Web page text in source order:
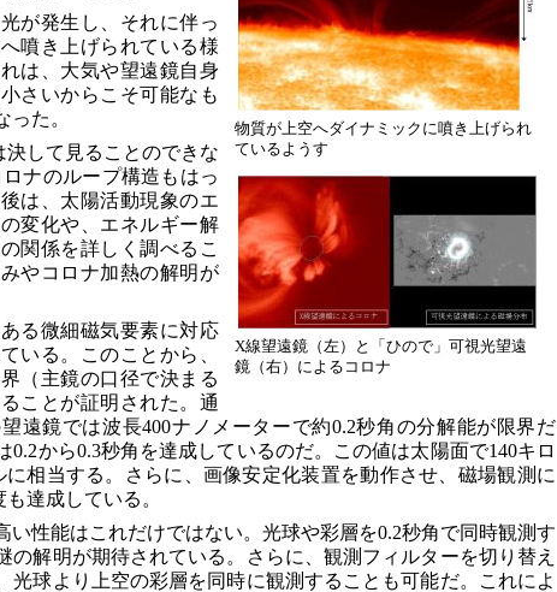
物質が上空へダイナミックに噴き上げられ
ているようす
X線望遠鏡（左）と「ひので」可視光望遠
鏡（右）によるコロナ
が発生し、それに伴っ
噴き上げられている様
は、大気や望遠鏡自身
さいからこそ可能なも
た。
して見ることのできな
ナのループ構造もはっ
は、太陽活動現象のエ
変化や、エネルギー解
関係を詳しく調べるこ
やコロナ加熱の解明が
る微細磁気要素に対応
いる。このことから、
（主鏡の口径で決まる
ことが証明された。通
遠鏡では波長400ナノメーターで約0.2秒角の分解能が限界だ
0.2から0.3秒角を達成しているのだ。この値は太陽面で140キロ
に相当する。さらに、画像安定化装置を動作させ、磁場観測に
達成している。
い性能はこれだけではない。光球や彩層を0.2秒角で同時観測す
の解明が期待されている。さらに、観測フィルターを切り替え
光球より上空の彩層を同時に観測することも可能だ。これによ